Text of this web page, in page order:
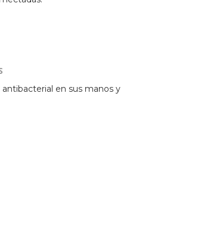
en sus manos y